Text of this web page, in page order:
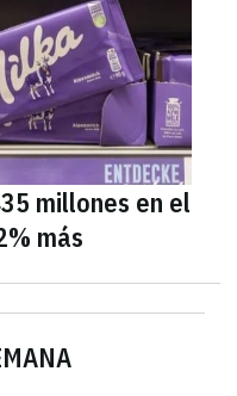
millones en el
más